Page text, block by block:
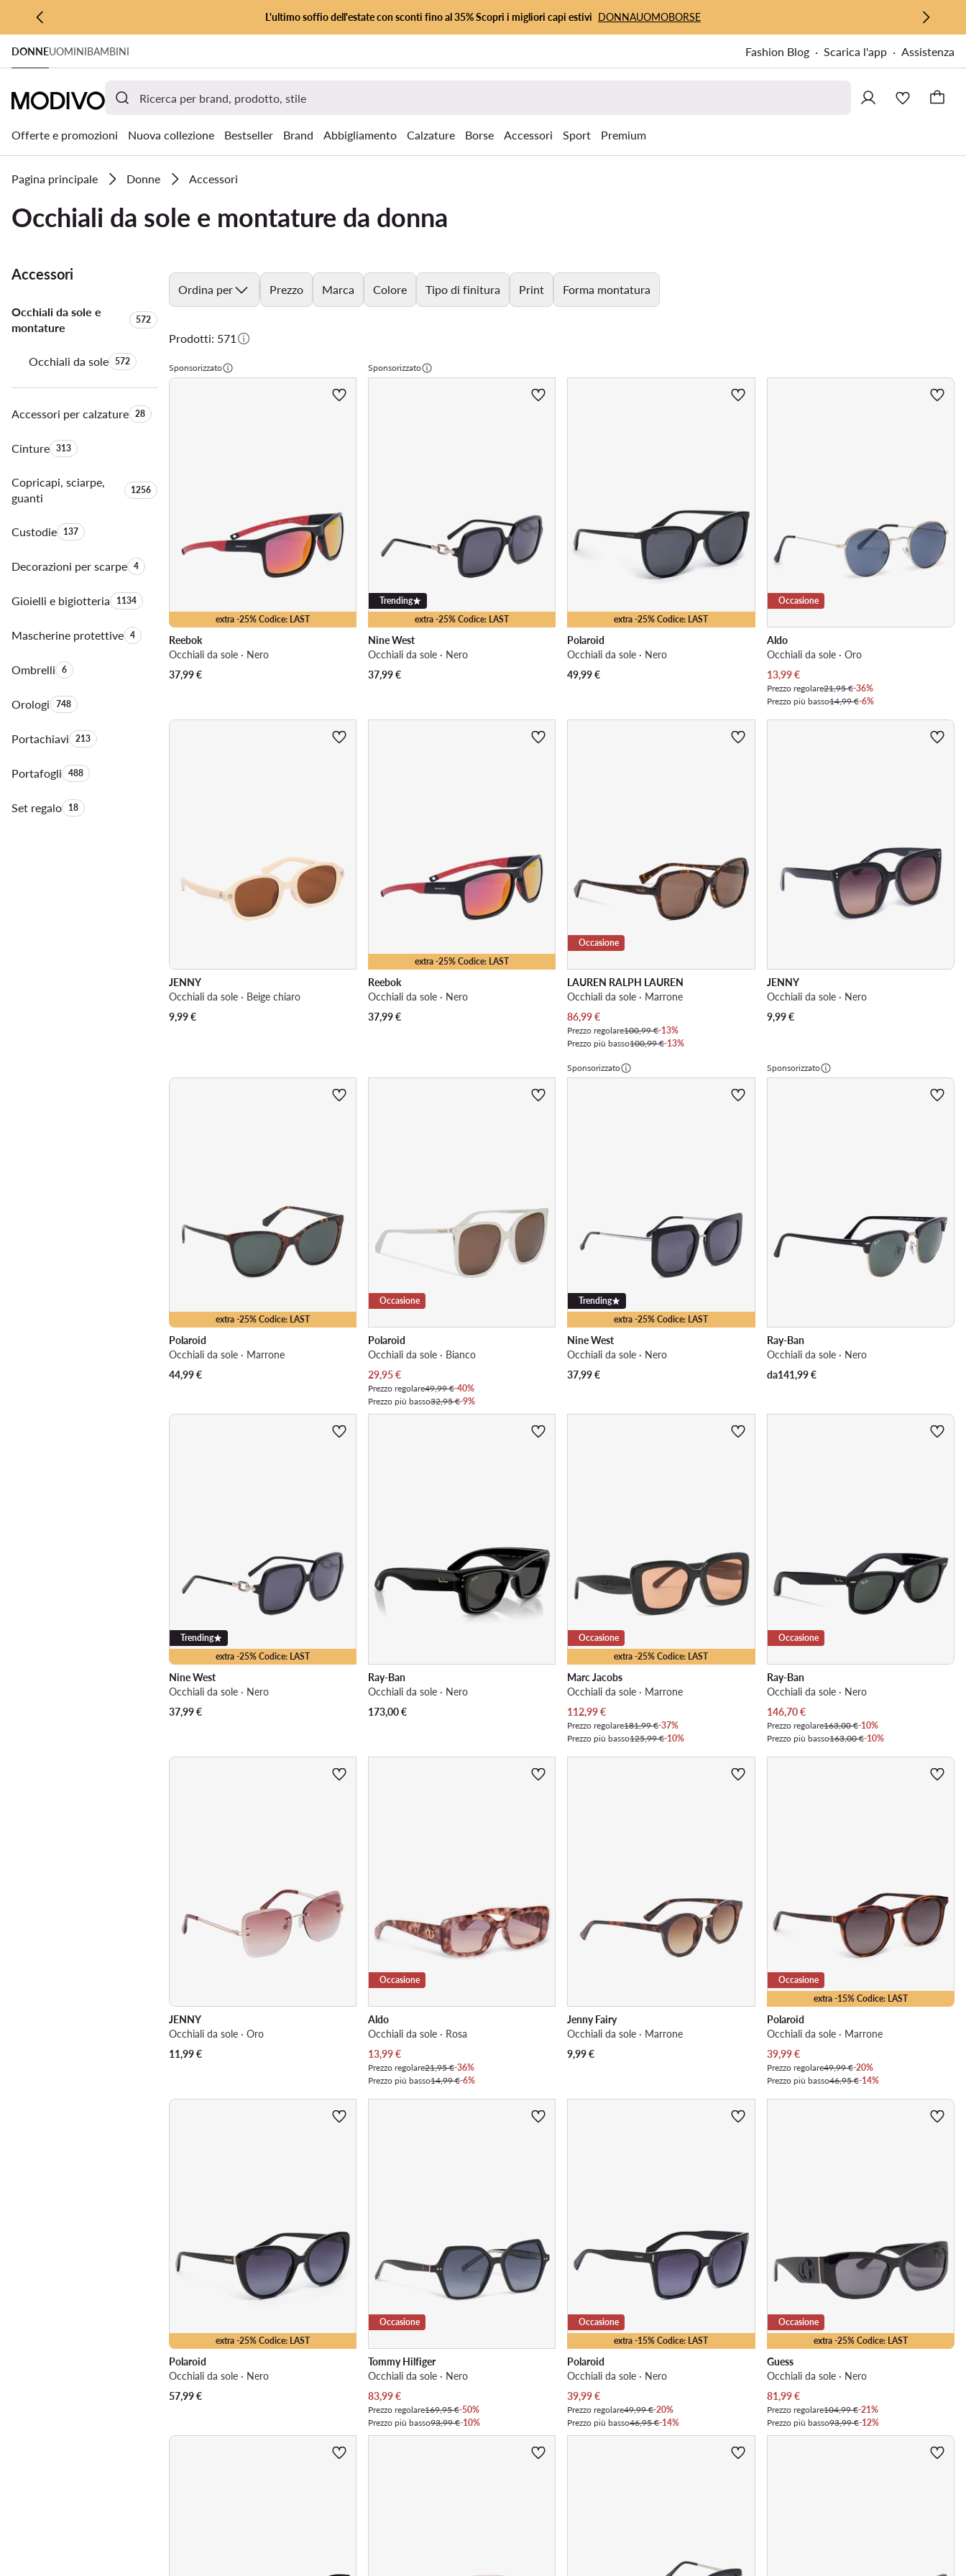
VAI AL CONTENUTO PRINCIPALE
VAI ALLA RICERCA
L'ultimo soffio dell'estate con sconti fino al 35% Scopri i migliori capi estivi DONNAUOMOBORSE
DONNEUOMINIBAMBINI Fashion Blog Scarica l'app Assistenza
Offerte e promozioni Nuova collezione Bestseller Brand Abbigliamento Calzature Borse Accessori Sport Premium
Pagina principale Donne Accessori
Occhiali da sole e montature da donna
Accessori
Occhiali da sole e
montature
Quantità di prodotti:
572
Occhiali da soleQuantità di prodotti:
572
Accessori per calzatureQuantità di prodotti:
28
CintureQuantità di prodotti:
313
Copricapi, sciarpe,
guanti
Quantità di prodotti:
1256
CustodieQuantità di prodotti:
137
Decorazioni per scarpeQuantità di prodotti:
4
Gioielli e bigiotteriaQuantità di prodotti:
1134
Mascherine protettiveQuantità di prodotti:
4
OmbrelliQuantità di prodotti:
6
OrologiQuantità di prodotti:
748
PortachiaviQuantità di prodotti:
213
PortafogliQuantità di prodotti:
488
Set regaloQuantità di prodotti:
18
Ordina per Prezzo Marca Colore Tipo di finitura Print Forma montatura
Prodotti: 571
Sponsorizzato
extra -25% Codice: LAST
Reebok
Occhiali da sole · Nero
37,99€
Sponsorizzato
extra -25% Codice: LAST
Trending
Nine West
Occhiali da sole · Nero
37,99€
extra -25% Codice: LAST
Polaroid
Occhiali da sole · Nero
49,99€
Occasione
Aldo
Occhiali da sole · Oro
Prezzo attuale
13,99€
Prezzo regolare21,95 €-36%
Prezzo più basso14,99 €-6%
JENNY
Occhiali da sole · Beige chiaro
9,99€
extra -25% Codice: LAST
Reebok
Occhiali da sole · Nero
37,99€
Occasione
LAUREN RALPH LAUREN
Occhiali da sole · Marrone
Prezzo attuale
86,99€
Prezzo regolare100,99 €-13%
Prezzo più basso100,99 €-13%
JENNY
Occhiali da sole · Nero
9,99€
extra -25% Codice: LAST
Polaroid
Occhiali da sole · Marrone
44,99€
Occasione
Polaroid
Occhiali da sole · Bianco
Prezzo attuale
29,95€
Prezzo regolare49,99 €-40%
Prezzo più basso32,95 €-9%
Sponsorizzato
extra -25% Codice: LAST
Trending
Nine West
Occhiali da sole · Nero
37,99€
Sponsorizzato
Ray-Ban
Occhiali da sole · Nero
da141,99€
extra -25% Codice: LAST
Trending
Nine West
Occhiali da sole · Nero
37,99€
Ray-Ban
Occhiali da sole · Nero
173,00€
extra -25% Codice: LAST
Occasione
Marc Jacobs
Occhiali da sole · Marrone
Prezzo attuale
112,99€
Prezzo regolare181,99 €-37%
Prezzo più basso125,99 €-10%
Occasione
Ray-Ban
Occhiali da sole · Nero
Prezzo attuale
146,70€
Prezzo regolare163,00 €-10%
Prezzo più basso163,00 €-10%
JENNY
Occhiali da sole · Oro
11,99€
Occasione
Aldo
Occhiali da sole · Rosa
Prezzo attuale
13,99€
Prezzo regolare21,95 €-36%
Prezzo più basso14,99 €-6%
Jenny Fairy
Occhiali da sole · Marrone
9,99€
extra -15% Codice: LAST
Occasione
Polaroid
Occhiali da sole · Marrone
Prezzo attuale
39,99€
Prezzo regolare49,99 €-20%
Prezzo più basso46,95 €-14%
extra -25% Codice: LAST
Polaroid
Occhiali da sole · Nero
57,99€
Occasione
Tommy Hilfiger
Occhiali da sole · Nero
Prezzo attuale
83,99€
Prezzo regolare169,95 €-50%
Prezzo più basso93,99 €-10%
extra -15% Codice: LAST
Occasione
Polaroid
Occhiali da sole · Nero
Prezzo attuale
39,99€
Prezzo regolare49,99 €-20%
Prezzo più basso46,95 €-14%
extra -25% Codice: LAST
Occasione
Guess
Occhiali da sole · Nero
Prezzo attuale
81,99€
Prezzo regolare104,99 €-21%
Prezzo più basso93,99 €-12%